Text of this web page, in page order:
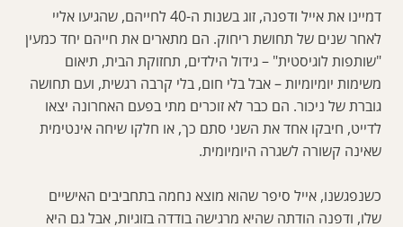
דמיינו את אייל ודפנה, זוג בשנות ה-40 לחייהם, שהגיעו אליי
לאחר שנים של תחושת ריחוק. הם מתארים את חייהם יחד כמעין
"שותפות לוגיסטית" – גידול הילדים, תחזוקת הבית, תיאום
משימות יומיומיות – אבל בלי חום, בלי קרבה רגשית, ועם תחושה
גוברת של ניכור. הם כבר לא זוכרים מתי בפעם האחרונה יצאו
לדייט, חיבקו אחד את השני סתם כך, או חלקו שיחה אינטימית
שאינה קשורה לשגרה היומיומית.
כשנפגשנו, אייל סיפר שהוא מוצא נחמה בתחביבים האישיים
שלו, ודפנה הודתה שהיא מרגישה בודדה בזוגיות, אבל גם היא